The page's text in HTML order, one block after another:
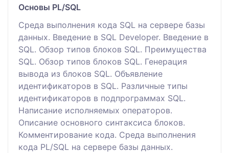
Основы PL/SQL
Среда выполнения кода SQL на сервере базы
данных. Введение в SQL Developer. Введение в
SQL. Обзор типов блоков SQL. Преимущества
SQL. Обзор типов блоков SQL. Генерация
вывода из блоков SQL. Объявление
идентификаторов в SQL. Различные типы
идентификаторов в подпрограммах SQL.
Написание исполняемых операторов.
Описание основного синтаксиса блоков.
Комментирование кода. Среда выполнения
кода PL/SQL на сервере базы данных.